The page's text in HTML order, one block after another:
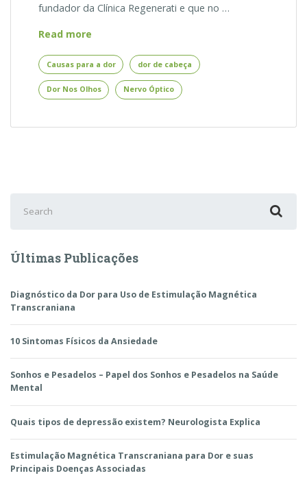
fundador da Clínica Regenerati e que no …
Read more
Olhos
–
O
Causas para a dor dor de cabeça
Dor Nos Olhos Nervo Óptico
for:
Últimas Publicações
Diagnóstico da Dor para Uso de Estimulação Magnética
Transcraniana
10 Sintomas Físicos da Ansiedade
Sonhos e Pesadelos – Papel dos Sonhos e Pesadelos na Saúde
Mental
Quais tipos de depressão existem? Neurologista Explica
Estimulação Magnética Transcraniana para Dor e suas
Principais Doenças Associadas